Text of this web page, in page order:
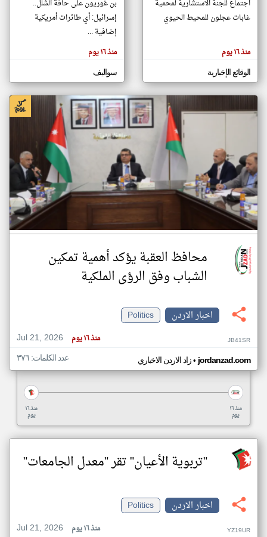
مصادر الأخبار من الاردن
اخبار الاردن على مدار الساعة
أهم اخبار الاردن العاجلة والمباشرة
المقالات
الموجوده
هنا عن
وجهة
كاتبيها.
اجتماع للجنة الاستشارية لمحمية
غابات عجلون للمحيط الحيوي
منذ ١٦ يوم
الوقائع الإخبارية
بن غوريون على حافة الشلل..
إسرائيل: أي طائرات أمريكية
إضافية ...
منذ ١٦ يوم
سواليف
محافظ العقبة يؤكد أهمية تمكين
الشباب وفق الرؤى الملكية
اخبار الاردن
Politics
Jul 21, 2026
منذ ١٦ يوم JB41SR
زاد الاردن الاخباري•jordanzad.com عدد الكلمات: ٣٧٦
منذ ١٦
يوم
منذ ١٦
يوم
"تربوية الأعيان" تقر "معدل الجامعات"
اخبار الاردن
Politics
Jul 21, 2026
منذ ١٦ يوم YZ19UR
klyoum.com